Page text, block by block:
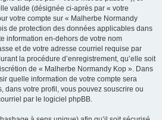
valide (désignée ci-après par « votre
votre compte sur « Malherbe Normandy
de protection des données applicables dans
information en-dehors de votre nom
et de votre adresse courriel requise par
la procédure d’enregistrement, qu’elle soit
de « Malherbe Normandy Kop ». Dans
quelle information de votre compte sera
dans votre profil, vous pouvez souscrire ou
par le logiciel phpBB.